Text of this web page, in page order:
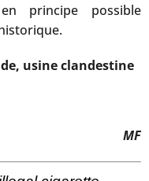
principe possible
usine clandestine
MF